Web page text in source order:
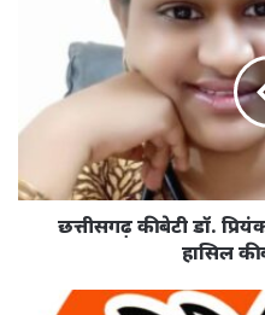
सिंह
उत्तर
छत्तीसगढ़ की बेटी डॉ.
हासिल
जांजगीर